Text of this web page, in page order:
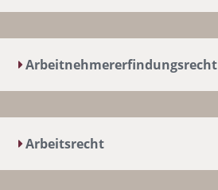
Arbeitnehmererfindungsrecht
Arbeitsrecht